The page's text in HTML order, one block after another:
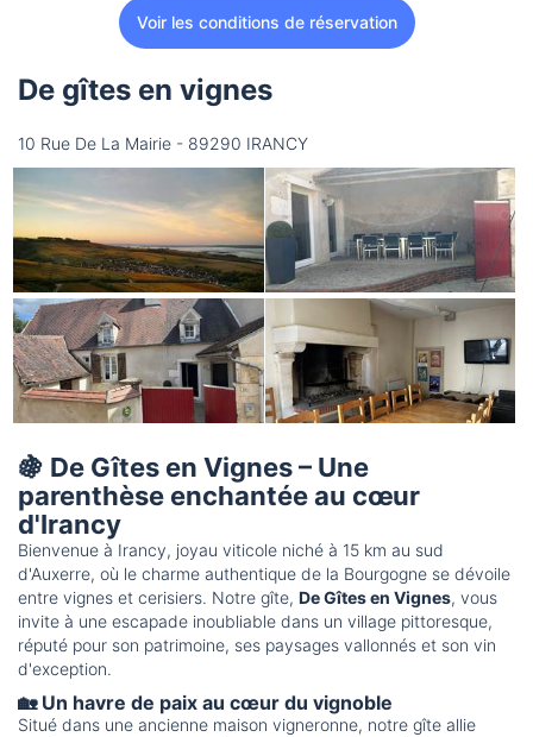
Voir les conditions de réservation
De gîtes en vignes
10 Rue De La Mairie - 89290 IRANCY
🍇 De Gîtes en Vignes – Une
parenthèse enchantée au cœur
d'Irancy
Bienvenue à Irancy, joyau viticole niché à 15 km au sud
d'Auxerre, où le charme authentique de la Bourgogne se dévoile
entre vignes et cerisiers. Notre gîte, De Gîtes en Vignes, vous
invite à une escapade inoubliable dans un village pittoresque,
réputé pour son patrimoine, ses paysages vallonnés et son vin
d'exception.
🏡 Un havre de paix au cœur du vignoble
Situé dans une ancienne maison vigneronne, notre gîte allie